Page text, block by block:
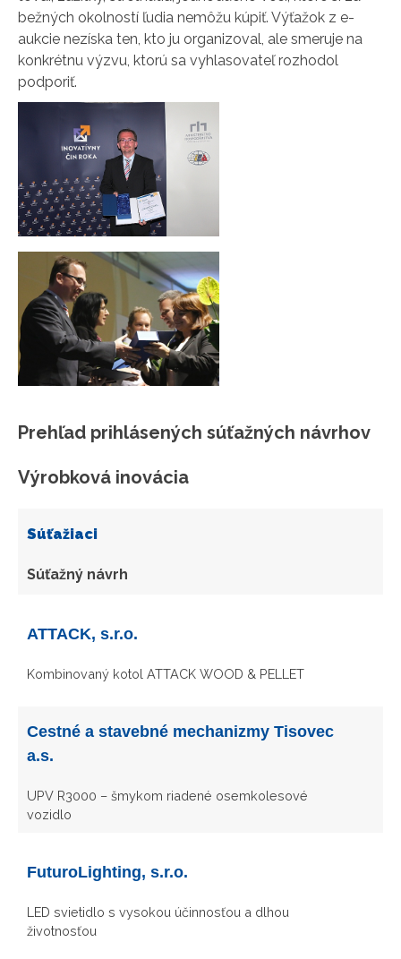
bežných okolností ľudia nemôžu kúpiť. Výťažok z e-
aukcie nezíska ten, kto ju organizoval, ale smeruje na
konkrétnu výzvu, ktorú sa vyhlasovateľ rozhodol
podporiť.
Prehľad prihlásených súťažných návrhov
Výrobková inovácia
Súťažiaci
Súťažný návrh
ATTACK, s.r.o.
Kombinovaný kotol ATTACK WOOD & PELLET
Cestné a stavebné mechanizmy Tisovec
a.s.
UPV R3000 – šmykom riadené osemkolesové
vozidlo
FuturoLighting, s.r.o.
LED svietidlo s vysokou účinnosťou a dlhou
životnosťou